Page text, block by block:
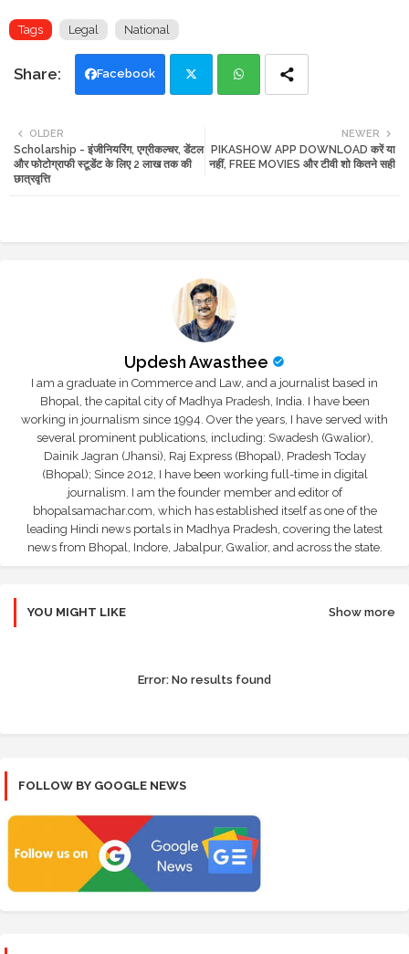
Tags Legal National
Facebook
tte ats
NEWER
PIKASHOW APP DOWNLOAD करें या
नहीं, FREE MOVIES और टीवी शो कितने सही
OLDER
Scholarship - इंजीनियरिंग, एग्रीकल्चर, डेंटल
और फोटोग्राफी स्टूडेंट के लिए 2 लाख तक की
छात्रवृत्ति
Updesh Awasthee
I am a graduate in Commerce and Law, and a journalist based in
Bhopal, the capital city of Madhya Pradesh, India. I have been
working in journalism since 1994. Over the years, I have served with
several prominent publications, including: Swadesh (Gwalior),
Dainik Jagran (Jhansi), Raj Express (Bhopal), Pradesh Today
(Bhopal); Since 2012, I have been working full-time in digital
journalism. I am the founder member and editor of
bhopalsamachar.com, which has established itself as one of the
leading Hindi news portals in Madhya Pradesh, covering the latest
news from Bhopal, Indore, Jabalpur, Gwalior, and across the state.
YOU MIGHT LIKE Show more
Error: No results found
FOLLOW BY GOOGLE NEWS